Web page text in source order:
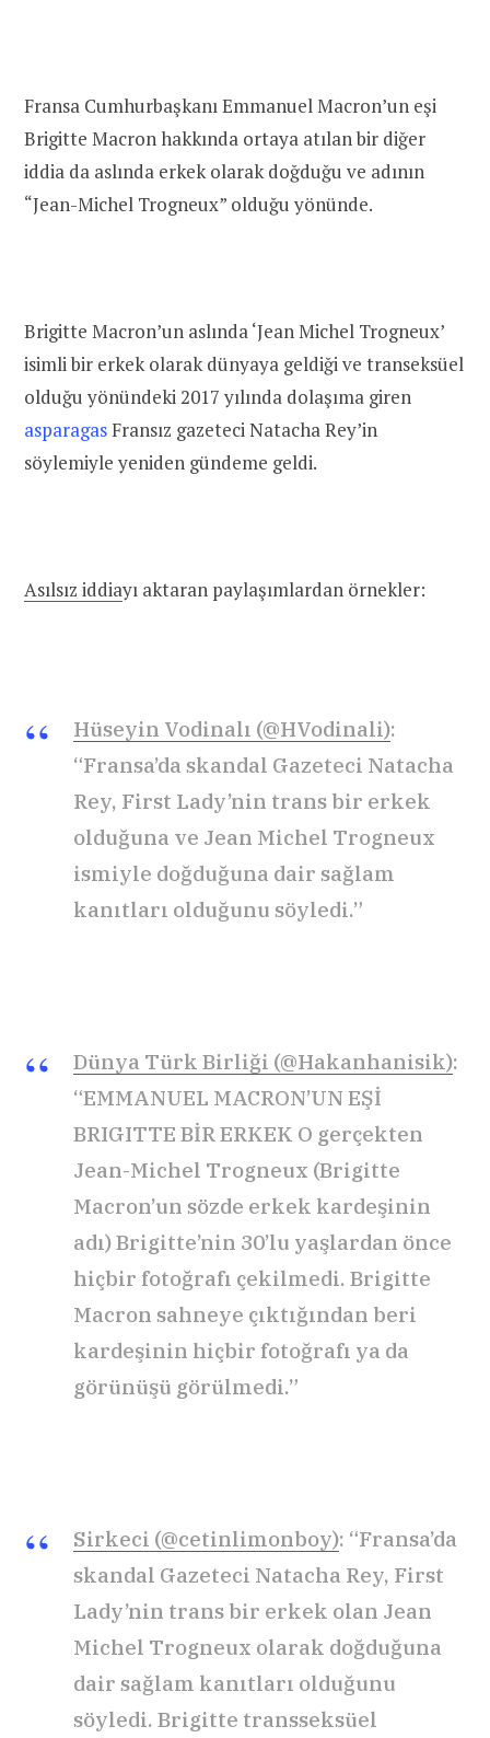
Fransa Cumhurbaşkanı Emmanuel Macron’un eşi
Brigitte Macron hakkında ortaya atılan bir diğer
iddia da aslında erkek olarak doğduğu ve adının
“Jean-Michel Trogneux” olduğu yönünde.
Brigitte Macron’un aslında ‘Jean Michel Trogneux’
isimli bir erkek olarak dünyaya geldiği ve transeksüel
olduğu yönündeki 2017 yılında dolaşıma giren
asparagas Fransız gazeteci Natacha Rey’in
söylemiyle yeniden gündeme geldi.
Asılsız iddiayı aktaran paylaşımlardan örnekler:
Hüseyin Vodinalı (@HVodinali):
“Fransa’da skandal Gazeteci Natacha
Rey, First Lady’nin trans bir erkek
olduğuna ve Jean Michel Trogneux
ismiyle doğduğuna dair sağlam
kanıtları olduğunu söyledi.”
Dünya Türk Birliği (@Hakanhanisik):
“EMMANUEL MACRON’UN EŞİ
BRIGITTE BİR ERKEK O gerçekten
Jean-Michel Trogneux (Brigitte
Macron’un sözde erkek kardeşinin
adı) Brigitte’nin 30’lu yaşlardan önce
hiçbir fotoğrafı çekilmedi. Brigitte
Macron sahneye çıktığından beri
kardeşinin hiçbir fotoğrafı ya da
görünüşü görülmedi.”
Sirkeci (@cetinlimonboy): “Fransa’da
skandal Gazeteci Natacha Rey, First
Lady’nin trans bir erkek olan Jean
Michel Trogneux olarak doğduğuna
dair sağlam kanıtları olduğunu
söyledi. Brigitte transseksüel